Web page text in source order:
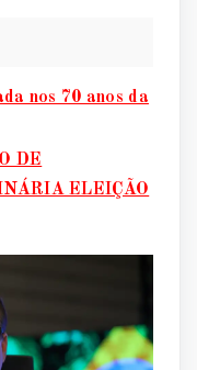
nos 70 anos da
DE
ELEIÇÃO